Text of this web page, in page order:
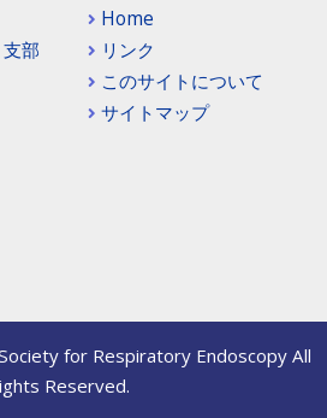
部
Home
リンク
このサイトについて
サイトマップ
for Respiratory Endoscopy All
Reserved.